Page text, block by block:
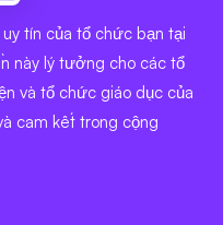
tín của tổ chức bạn tại
này lý tưởng cho các tổ
và tổ chức giáo dục của
cam kết trong cộng